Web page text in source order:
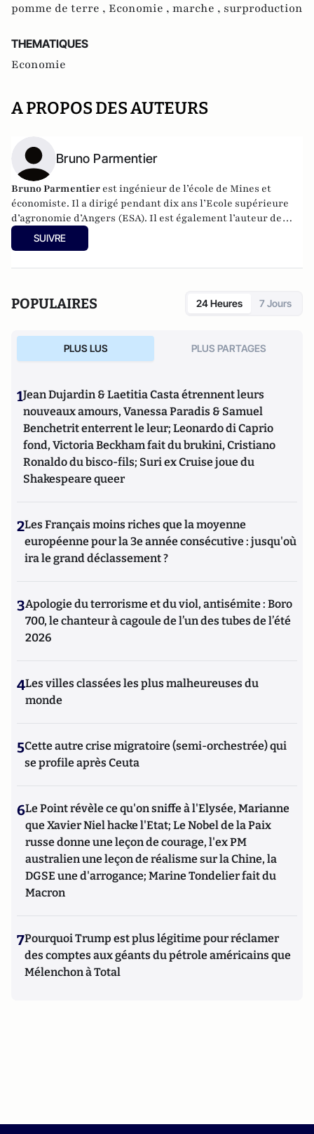
pomme de terre , Economie , marche , surproduction
THEMATIQUES
Economie
A PROPOS DES AUTEURS
Bruno Parmentier
Bruno Parmentier est ingénieur de l’école de Mines et
économiste. Il a dirigé pendant dix ans l’Ecole supérieure
d’agronomie d’Angers (ESA). Il est également l’auteur de
livres sur les enjeux alimentaires :
et bienetNourrir l’humanité
SUIVRE
POPULAIRES 24 Heures 7 Jours
PLUS LUS PLUS PARTAGES
1Jean Dujardin & Laetitia Casta étrennent leurs
nouveaux amours, Vanessa Paradis & Samuel
Benchetrit enterrent le leur; Leonardo di Caprio
fond, Victoria Beckham fait du brukini, Cristiano
Ronaldo du bisco-fils; Suri ex Cruise joue du
Shakespeare queer
2Les Français moins riches que la moyenne
européenne pour la 3e année consécutive : jusqu'où
ira le grand déclassement ?
3Apologie du terrorisme et du viol, antisémite : Boro
700, le chanteur à cagoule de l’un des tubes de l’été
2026
4Les villes classées les plus malheureuses du
monde
5Cette autre crise migratoire (semi-orchestrée) qui
se profile après Ceuta
6Le Point révèle ce qu'on sniffe à l'Elysée, Marianne
que Xavier Niel hacke l'Etat; Le Nobel de la Paix
russe donne une leçon de courage, l'ex PM
australien une leçon de réalisme sur la Chine, la
DGSE une d'arrogance; Marine Tondelier fait du
Macron
7Pourquoi Trump est plus légitime pour réclamer
des comptes aux géants du pétrole américains que
Mélenchon à Total